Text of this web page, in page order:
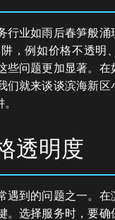
行业如雨后春笋般
，例如价格不透明
些问题更加显著。
们就来谈谈滨海新
透明度
遇到的问题之一。
。选择服务时，要